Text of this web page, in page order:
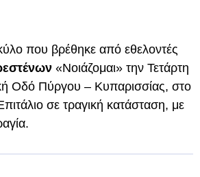
που βρέθηκε από εθελοντές
«Νοιάζομαι» την Τετάρτη
Οδό Πύργου – Κυπαρισσίας, στο
σε τραγική κατάσταση, με